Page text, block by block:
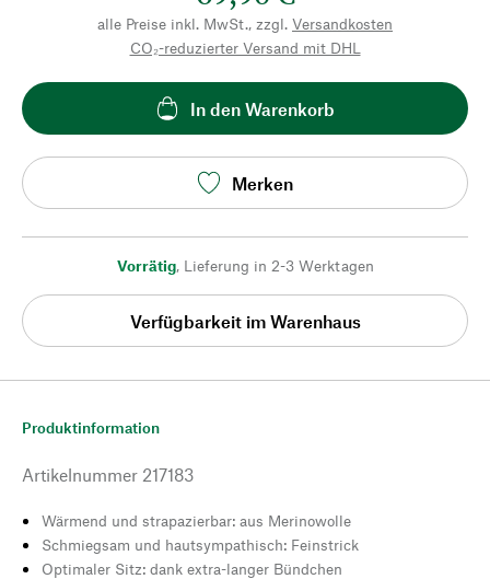
alle Preise inkl. MwSt., zzgl. Versandkosten
CO₂-reduzierter Versand mit DHL
In den Warenkorb
Merken
Vorrätig, Lieferung in 2-3 Werktagen
Verfügbarkeit im Warenhaus
Produktinformation
Artikelnummer 217183
Wärmend und strapazierbar: aus Merinowolle
Schmiegsam und hautsympathisch: Feinstrick
Optimaler Sitz: dank extra-langer Bündchen